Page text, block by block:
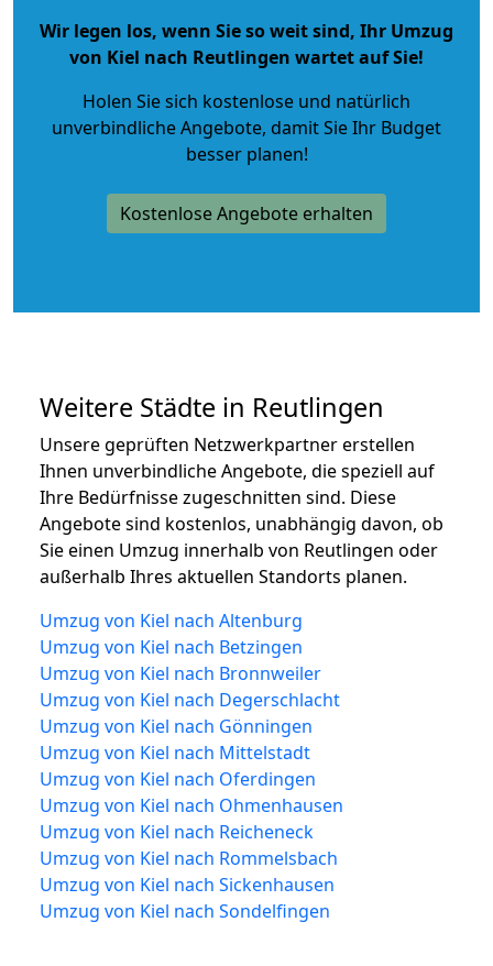
Wir legen los, wenn Sie so weit sind, Ihr Umzug
von Kiel nach Reutlingen wartet auf Sie!
Holen Sie sich kostenlose und natürlich
unverbindliche Angebote, damit Sie Ihr Budget
besser planen!
Kostenlose Angebote erhalten
Weitere Städte in Reutlingen
Unsere geprüften Netzwerkpartner erstellen
Ihnen unverbindliche Angebote, die speziell auf
Ihre Bedürfnisse zugeschnitten sind. Diese
Angebote sind kostenlos, unabhängig davon, ob
Sie einen Umzug innerhalb von Reutlingen oder
außerhalb Ihres aktuellen Standorts planen.
Umzug von Kiel nach Altenburg
Umzug von Kiel nach Betzingen
Umzug von Kiel nach Bronnweiler
Umzug von Kiel nach Degerschlacht
Umzug von Kiel nach Gönningen
Umzug von Kiel nach Mittelstadt
Umzug von Kiel nach Oferdingen
Umzug von Kiel nach Ohmenhausen
Umzug von Kiel nach Reicheneck
Umzug von Kiel nach Rommelsbach
Umzug von Kiel nach Sickenhausen
Umzug von Kiel nach Sondelfingen